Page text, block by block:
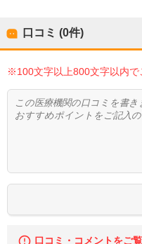
口コミ (0件)
※100文字以上800文字以内で
口コミ・コメントをご